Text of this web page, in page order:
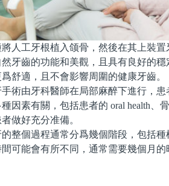
工牙根植入颌骨，然後在其上裝置
牙齒的功能和美觀，且具有良好的穩
舒適，且不會影響周圍的健康牙齒。
由牙科醫師在局部麻醉下進行，患
因素有關，包括患者的 oral health、
做好充分准備。
個過程通常分爲幾個階段，包括種
可能會有所不同，通常需要幾個月